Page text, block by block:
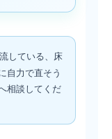
している、床
自力で直そう
相談してくだ